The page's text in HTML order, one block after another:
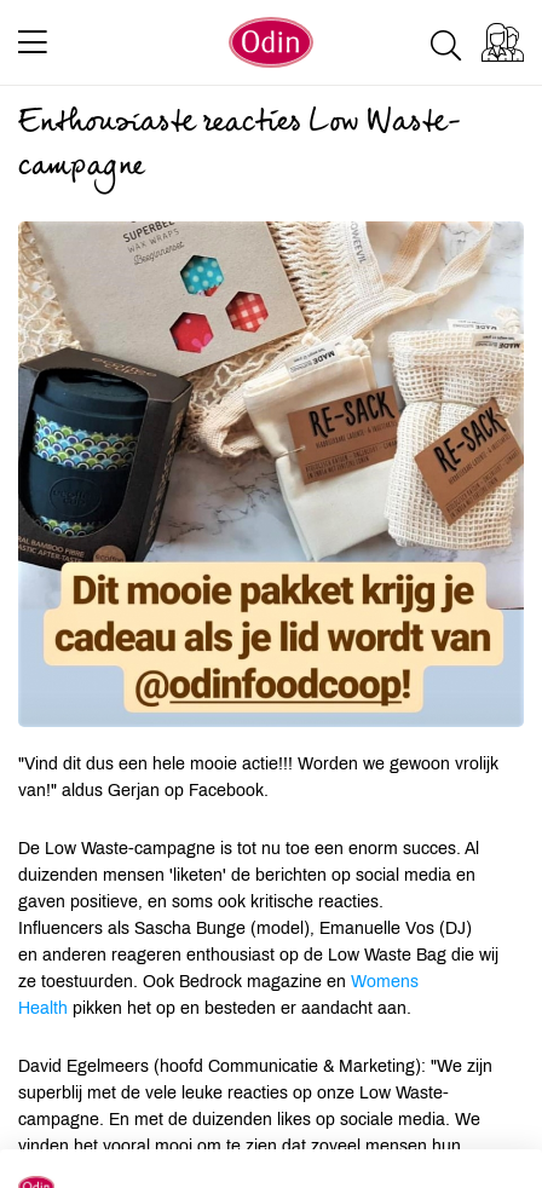
Enthousiaste reacties Low Waste-
campagne
"Vind dit dus een hele mooie actie!!! Worden we gewoon vrolijk
van!" aldus Gerjan op Facebook.
De Low Waste-campagne is tot nu toe een enorm succes. Al
duizenden mensen 'liketen' de berichten op social media en
gaven positieve, en soms ook kritische reacties.
Influencers als Sascha Bunge (model), Emanuelle Vos (DJ)
en anderen reageren enthousiast op de Low Waste Bag die wij
ze toestuurden. Ook Bedrock magazine en Womens
Health pikken het op en besteden er aandacht aan.
David Egelmeers (hoofd Communicatie & Marketing): "We zijn
superblij met de vele leuke reacties op onze Low Waste-
campagne. En met de duizenden likes op sociale media. We
vinden het vooral mooi om te zien dat zoveel mensen hun
levensmiddelen in herbruikbare verpakkingen meenemen."